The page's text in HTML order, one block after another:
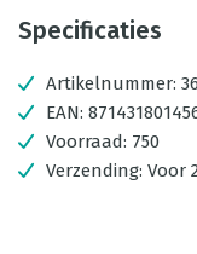
Specificaties
Artikelnummer:
EAN:
Voorraad: 750
Verzending: Voor